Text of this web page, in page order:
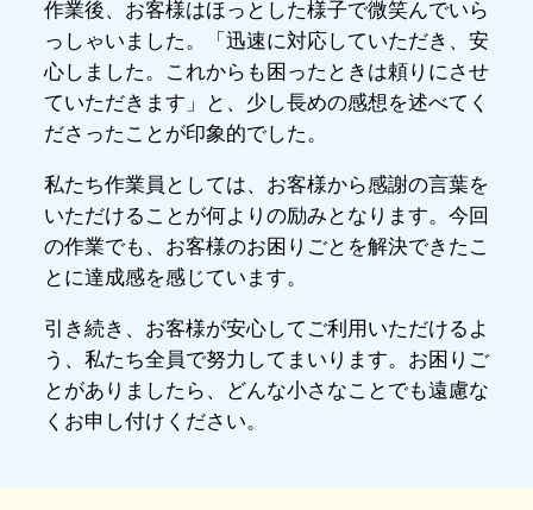
作業後、お客様はほっとした様子で微笑んでいら
っしゃいました。「迅速に対応していただき、安
心しました。これからも困ったときは頼りにさせ
ていただきます」と、少し長めの感想を述べてく
ださったことが印象的でした。
私たち作業員としては、お客様から感謝の言葉を
いただけることが何よりの励みとなります。今回
の作業でも、お客様のお困りごとを解決できたこ
とに達成感を感じています。
引き続き、お客様が安心してご利用いただけるよ
う、私たち全員で努力してまいります。お困りご
とがありましたら、どんな小さなことでも遠慮な
くお申し付けください。